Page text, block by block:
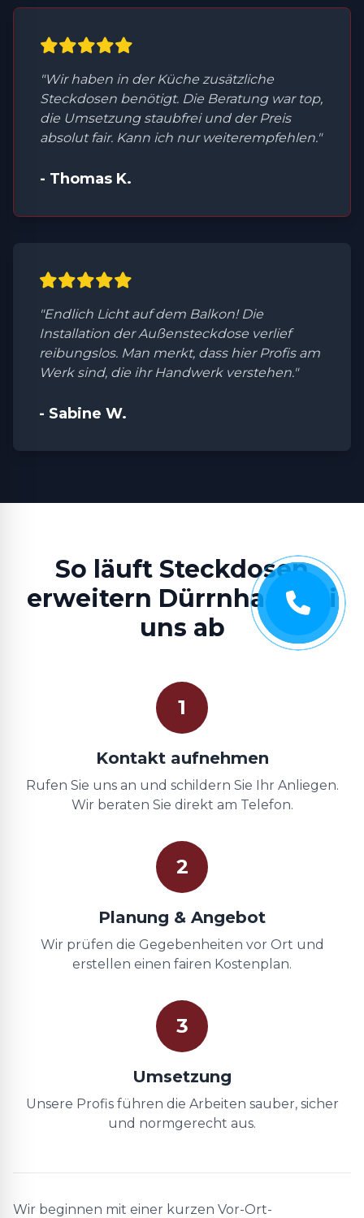
"Wir haben in der Küche zusätzliche
Steckdosen benötigt. Die Beratung war top,
die Umsetzung staubfrei und der Preis
absolut fair. Kann ich nur weiterempfehlen."
- Thomas K.
"Endlich Licht auf dem Balkon! Die
Installation der Außensteckdose verlief
reibungslos. Man merkt, dass hier Profis am
Werk sind, die ihr Handwerk verstehen."
- Sabine W.
So läuft Steckdosen
erweitern Dürrnhaar bei
uns ab
1
Kontakt aufnehmen
Rufen Sie uns an und schildern Sie Ihr Anliegen.
Wir beraten Sie direkt am Telefon.
2
Planung & Angebot
Wir prüfen die Gegebenheiten vor Ort und
erstellen einen fairen Kostenplan.
3
Umsetzung
Unsere Profis führen die Arbeiten sauber, sicher
und normgerecht aus.
Wir beginnen mit einer kurzen Vor-Ort-